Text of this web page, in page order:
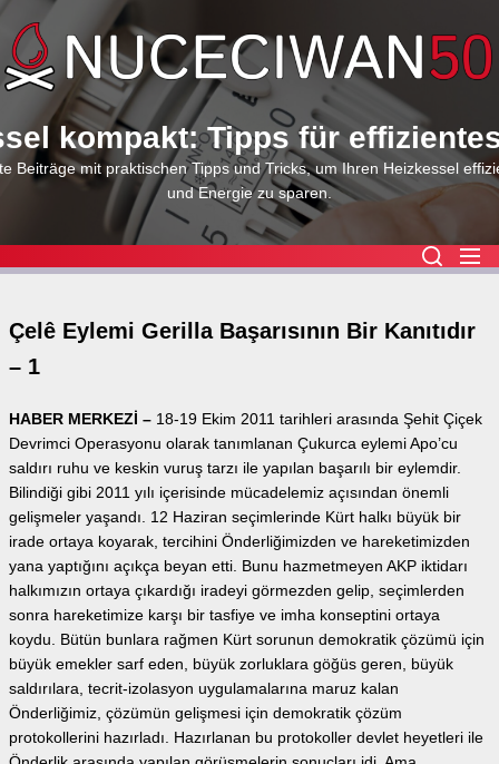
to
the
content
kompakt: Tipps für
Beiträge mit praktischen Tipps und Tricks, um Ihren Heizkessel
und Energie zu sparen.
Çelê Eylemi Gerilla Başarısının Bir Kanıtıdır
– 1
HABER MERKEZİ – 18-19 Ekim 2011 tarihleri arasında Şehit Çiçek
Devrimci Operasyonu olarak tanımlanan Çukurca eylemi Apo’cu
saldırı ruhu ve keskin vuruş tarzı ile yapılan başarılı bir eylemdir.
Bilindiği gibi 2011 yılı içerisinde mücadelemiz açısından önemli
gelişmeler yaşandı. 12 Haziran seçimlerinde Kürt halkı büyük bir
irade ortaya koyarak, tercihini Önderliğimizden ve hareketimizden
yana yaptığını açıkça beyan etti. Bunu hazmetmeyen AKP iktidarı
halkımızın ortaya çıkardığı iradeyi görmezden gelip, seçimlerden
sonra hareketimize karşı bir tasfiye ve imha konseptini ortaya
koydu. Bütün bunlara rağmen Kürt sorunun demokratik çözümü için
büyük emekler sarf eden, büyük zorluklara göğüs geren, büyük
saldırılara, tecrit-izolasyon uygulamalarına maruz kalan
Önderliğimiz, çözümün gelişmesi için demokratik çözüm
protokollerini hazırladı. Hazırlanan bu protokoller devlet heyetleri ile